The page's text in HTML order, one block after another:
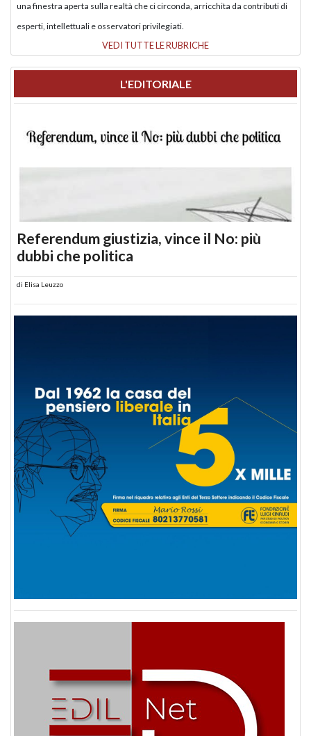
una finestra aperta sulla realtà che ci circonda, arricchita da contributi di
esperti, intellettuali e osservatori privilegiati.
VEDI TUTTE LE RUBRICHE
L'EDITORIALE
Referendum giustizia, vince il No: più
dubbi che politica
di Elisa Leuzzo